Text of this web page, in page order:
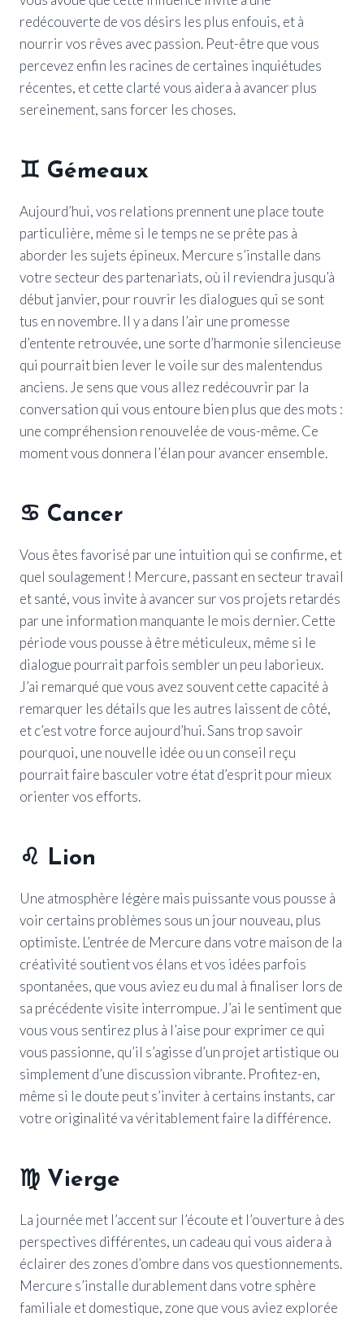
redécouverte de vos désirs les plus enfouis, et à
nourrir vos rêves avec passion. Peut-être que vous
percevez enfin les racines de certaines inquiétudes
récentes, et cette clarté vous aidera à avancer plus
sereinement, sans forcer les choses.
♊ Gémeaux
Aujourd’hui, vos relations prennent une place toute
particulière, même si le temps ne se prête pas à
aborder les sujets épineux. Mercure s’installe dans
votre secteur des partenariats, où il reviendra jusqu’à
début janvier, pour rouvrir les dialogues qui se sont
tus en novembre. Il y a dans l’air une promesse
d’entente retrouvée, une sorte d’harmonie silencieuse
qui pourrait bien lever le voile sur des malentendus
anciens. Je sens que vous allez redécouvrir par la
conversation qui vous entoure bien plus que des mots :
une compréhension renouvelée de vous-même. Ce
moment vous donnera l’élan pour avancer ensemble.
♋ Cancer
Vous êtes favorisé par une intuition qui se confirme, et
quel soulagement ! Mercure, passant en secteur travail
et santé, vous invite à avancer sur vos projets retardés
par une information manquante le mois dernier. Cette
période vous pousse à être méticuleux, même si le
dialogue pourrait parfois sembler un peu laborieux.
J’ai remarqué que vous avez souvent cette capacité à
remarquer les détails que les autres laissent de côté,
et c’est votre force aujourd’hui. Sans trop savoir
pourquoi, une nouvelle idée ou un conseil reçu
pourrait faire basculer votre état d’esprit pour mieux
orienter vos efforts.
♌ Lion
Une atmosphère légère mais puissante vous pousse à
voir certains problèmes sous un jour nouveau, plus
optimiste. L’entrée de Mercure dans votre maison de la
créativité soutient vos élans et vos idées parfois
spontanées, que vous aviez eu du mal à finaliser lors de
sa précédente visite interrompue. J’ai le sentiment que
vous vous sentirez plus à l’aise pour exprimer ce qui
vous passionne, qu’il s’agisse d’un projet artistique ou
simplement d’une discussion vibrante. Profitez-en,
même si le doute peut s’inviter à certains instants, car
votre originalité va véritablement faire la différence.
♍ Vierge
La journée met l’accent sur l’écoute et l’ouverture à des
perspectives différentes, un cadeau qui vous aidera à
éclairer des zones d’ombre dans vos questionnements.
Mercure s’installe durablement dans votre sphère
familiale et domestique, zone que vous aviez explorée